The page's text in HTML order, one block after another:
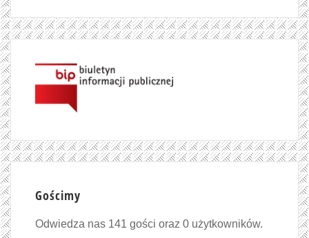
Gościmy
Odwiedza nas 141 gości oraz 0 użytkowników.